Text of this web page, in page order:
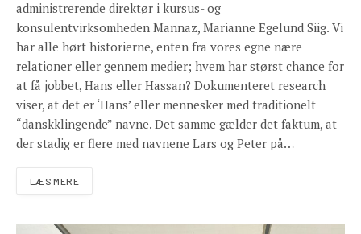
administrerende direktør i kursus- og
konsulentvirksomheden Mannaz, Marianne Egelund Siig. Vi
har alle hørt historierne, enten fra vores egne nære
relationer eller gennem medier; hvem har størst chance for
at få jobbet, Hans eller Hassan? Dokumenteret research
viser, at det er ‘Hans’ eller mennesker med traditionelt
“danskklingende” navne. Det samme gælder det faktum, at
der stadig er flere med navnene Lars og Peter på…
LÆS MERE